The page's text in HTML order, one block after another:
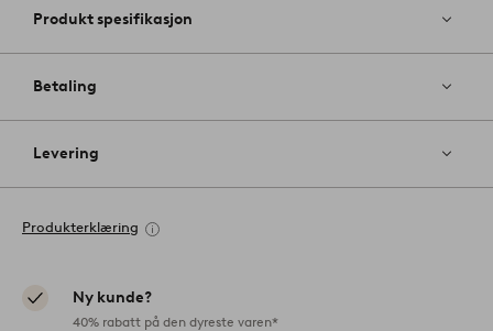
Produkt spesifikasjon
Betaling
Levering
Produkterklæring
Ny kunde?
40% rabatt på den dyreste varen*